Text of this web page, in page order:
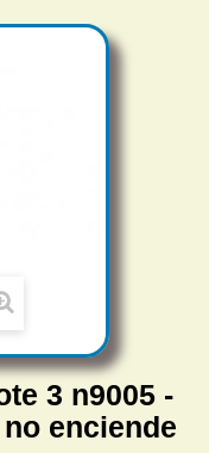
3 n9005 -
enciende